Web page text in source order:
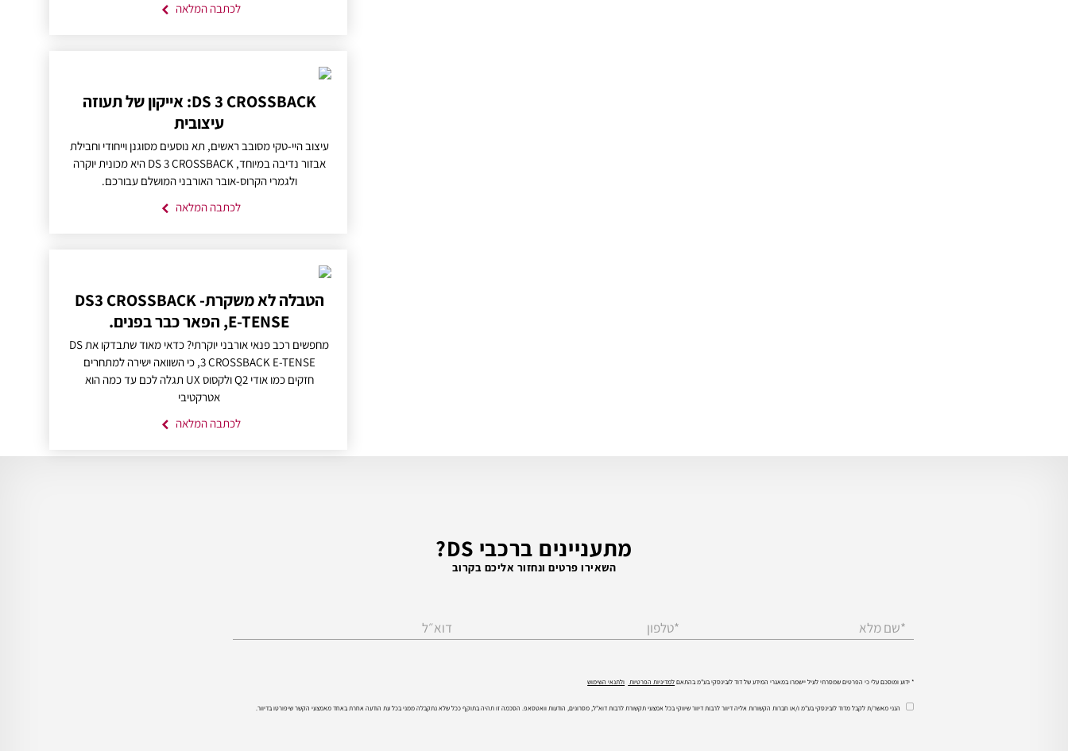
לכתבה המלאה
DS 3 CROSSBACK: אייקון של תעוזה
עיצובית
עיצוב היי-טקי מסובב ראשים, תא נוסעים מסוגנן וייחודי וחבילת
אבזור נדיבה במיוחד, DS 3 CROSSBACK היא מכונית יוקרה
ולגמרי הקרוס-אובר האורבני המושלם עבורכם.
לכתבה המלאה
הטבלה לא משקרת- DS3 CROSSBACK
E-TENSE, הפאר כבר בפנים.
מחפשים רכב פנאי אורבני יוקרתי? כדאי מאוד שתבדקו את DS
3 CROSSBACK E-TENSE, כי השוואה ישירה למתחרים
חזקים כמו אודי Q2 ולקסוס UX תגלה לכם עד כמה הוא
אטרקטיבי
לכתבה המלאה
מתעניינים ברכבי DS?
השאירו פרטים ונחזור אליכם בקרוב
*שם מלא *טלפון דוא״ל
* ידוע ומוסכם עלי כי הפרטים שמסרתי לעיל יישמרו במאגרי המידע של דוד לובינסקי בע"מ בהתאםלמדיניות הפרטיות ולתנאי השימוש
הנני מאשר/ת לקבל מדוד לובינסקי בע"מ ו/או חברות הקשורות אליה דיוור לרבות דיוור שיווקי בכל אמצעי תקשורת לרבות דוא"ל, מסרונים, הודעות וואטסאפ. הסכמה זו תהיה בתוקף ככל שלא נתקבלה ממני בכל עת הודעה אחרת באחד מאמצעי הקשר שיפורטו בדיוור.